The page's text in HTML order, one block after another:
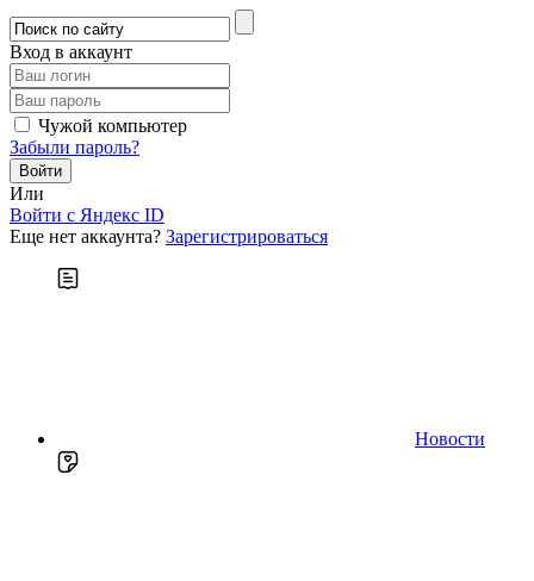
Вход в аккаунт
Чужой компьютер
Забыли пароль?
Или
Войти c Яндекс ID
Еще нет аккаунта? Зарегистрироваться
Новости